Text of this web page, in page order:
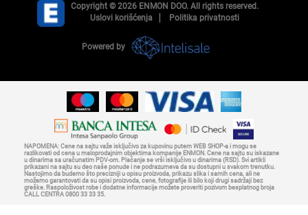
Copyright © 2026 ENMON DOO. All rights reserved.
Uslovi korišćenja
Politika privatnosti
Powered by
NAPOMENA: Cene na sajtu važe isključivo za kupovinu putem WEB SHOP-a i mogu se
razlikovati od cena u maloprodajnim objektima kompanije ENMON. Cene na sajtu su iskazane
u dinarima sa uračunatim PDV-om. Plaćanje se vrši isključivo u dinarima (RSD). Svi artikli
prikazani na sajtu su deo naše ponude i ne podrazumeva da su dostupni u svakom trenutku.
Nastojimo da budemo što precizniji u opisu proizvoda, prikazu slika i samih cena, ali ne
možemo garantovati da su opisi proizvoda, cene, fotografije ili bilo koji drugi sadržaji bez
greške. Raspoloživost robe i dodatne informacije možete proveriti pozivom besplatnog broja
CALL CENTRA 0800 33 33 35.